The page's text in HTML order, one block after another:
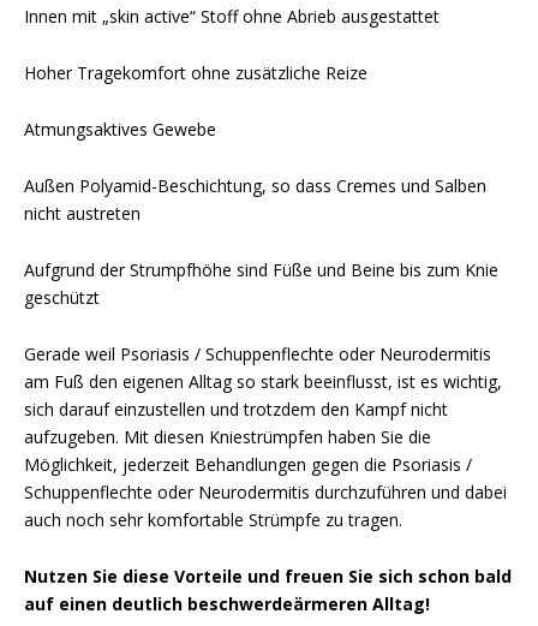
Innen mit „skin active“ Stoff ohne Abrieb ausgestattet
Hoher Tragekomfort ohne zusätzliche Reize
Atmungsaktives Gewebe
Außen Polyamid-Beschichtung, so dass Cremes und Salben
nicht austreten
Aufgrund der Strumpfhöhe sind Füße und Beine bis zum Knie
geschützt
Gerade weil Psoriasis / Schuppenflechte oder Neurodermitis
am Fuß den eigenen Alltag so stark beeinflusst, ist es wichtig,
sich darauf einzustellen und trotzdem den Kampf nicht
aufzugeben. Mit diesen Kniestrümpfen haben Sie die
Möglichkeit, jederzeit Behandlungen gegen die Psoriasis /
Schuppenflechte oder Neurodermitis durchzuführen und dabei
auch noch sehr komfortable Strümpfe zu tragen.
Nutzen Sie diese Vorteile und freuen Sie sich schon bald
auf einen deutlich beschwerdeärmeren Alltag!